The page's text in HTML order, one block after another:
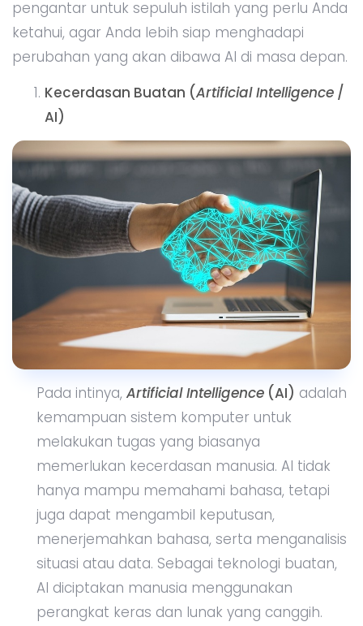
pengantar untuk sepuluh istilah yang perlu Anda
ketahui, agar Anda lebih siap menghadapi
perubahan yang akan dibawa AI di masa depan.
Kecerdasan Buatan (Artificial Intelligence /
AI)
Pada intinya, Artificial Intelligence (AI) adalah
kemampuan sistem komputer untuk
melakukan tugas yang biasanya
memerlukan kecerdasan manusia. AI tidak
hanya mampu memahami bahasa, tetapi
juga dapat mengambil keputusan,
menerjemahkan bahasa, serta menganalisis
situasi atau data. Sebagai teknologi buatan,
AI diciptakan manusia menggunakan
perangkat keras dan lunak yang canggih.